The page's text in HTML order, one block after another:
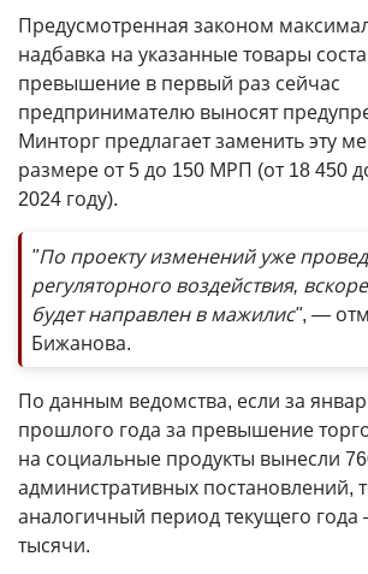
Предусмотренная законом
надбавка на указанные товары
превышение в первый раз сейчас
предпринимателю выносят
Минторг предлагает заменить эту
размере от 5 до 150 МРП (от 18 450
2024 году).
"По проекту изменений уже
регуляторного воздействия,
будет направлен в мажилис", —
Бижанова.
По данным ведомства, если за
прошлого года за превышение
на социальные продукты вынесли
административных постановлений,
аналогичный период текущего
тысячи.